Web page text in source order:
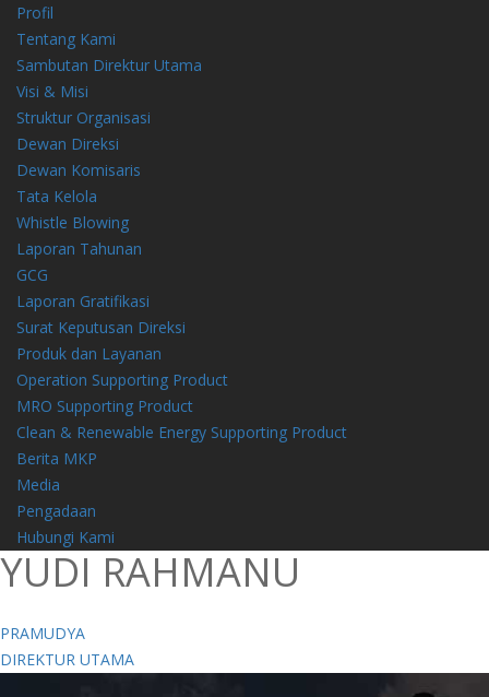
Profil
Tentang Kami
Sambutan Direktur Utama
Visi & Misi
Struktur Organisasi
Dewan Direksi
Dewan Komisaris
Tata Kelola
Whistle Blowing
Laporan Tahunan
GCG
Laporan Gratifikasi
Surat Keputusan Direksi
Produk dan Layanan
Operation Supporting Product
MRO Supporting Product
Clean & Renewable Energy Supporting Product
Berita MKP
Media
Pengadaan
Hubungi Kami
YUDI RAHMANU
Navigasi
pos
PRAMUDYA
DIREKTUR UTAMA